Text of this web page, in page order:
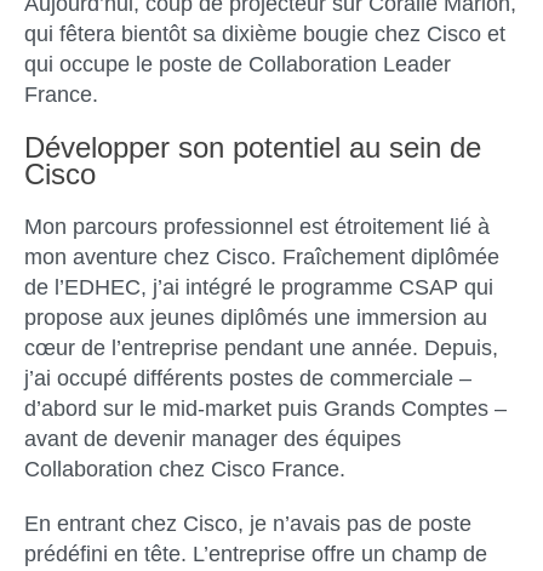
qui fêtera bientôt sa dixième bougie chez Cisco et
qui occupe le poste de Collaboration Leader
France.
Développer son potentiel au sein de
Cisco
Mon parcours professionnel est étroitement lié à
mon aventure chez Cisco. Fraîchement diplômée
de l’EDHEC, j’ai intégré le programme CSAP qui
propose aux jeunes diplômés une immersion au
cœur de l’entreprise pendant une année. Depuis,
j’ai occupé différents postes de commerciale –
d’abord sur le mid-market puis Grands Comptes –
avant de devenir manager des équipes
Collaboration chez Cisco France.
En entrant chez Cisco, je n’avais pas de poste
prédéfini en tête. L’entreprise offre un champ de